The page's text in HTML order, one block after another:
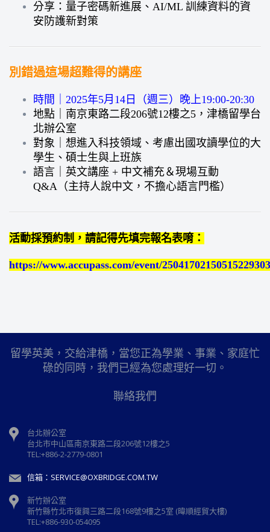
分享：量子密碼新進展、AI/ML 訓練資料的資
安防護新對策
別錯過這場超難得的講座
時間｜2025年5月14日（週三）晚上19:00-20:30
地點｜南京東路二段206號12樓之5，津橋留學台
北辦公室
對象｜想進入科技領域、考慮出國攻讀學位的大
學生、碩士生與上班族
語言｜英文講座 + 中文補充＆現場互動
Q&A（主持人說中文，不擔心語言門檻）
活動採預約制，請記得先填完報名表唷：
https://www.accupass.com/event/
留學英美，交給津橋，當您正為學業、事業、家庭忙
碌的同時，我們已經為您處理好一切。
聯絡我們
台北辦公室
台北市中山區南京東路二段206號12樓之5
TEL:+886-2-2779-0801
信箱：SERVICE@OXBRIDGE.COM.TW
新竹辦公室
新⽵縣⽵北市復興三路⼆段168號9樓之5室 (暐順經貿大樓)
TEL:+886-930-054095